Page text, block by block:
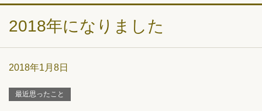
2018年になりました
2018年1月8日
最近思ったこと